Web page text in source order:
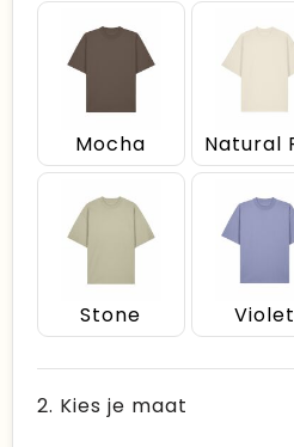
Mocha
Stone Violet
2. Kies je maat